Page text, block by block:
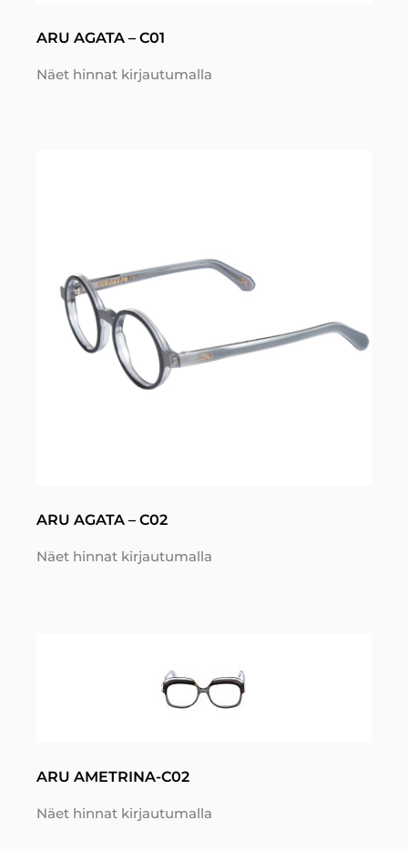
ARU AGATA – C01
Näet hinnat kirjautumalla
ARU AGATA – C02
Näet hinnat kirjautumalla
ARU AMETRINA-C02
Näet hinnat kirjautumalla